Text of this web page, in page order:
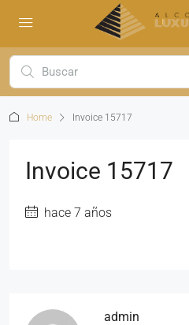
Home Invoice 15717
Invoice 15717
hace 7 años
admin